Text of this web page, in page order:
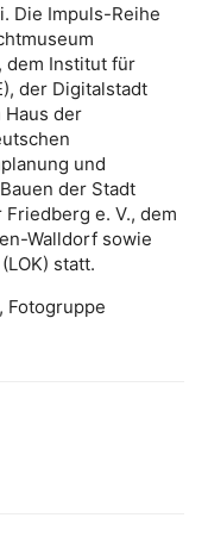
Die Impuls-Reihe
dem Institut für
der Digitalstadt
Haus der
und
der Stadt
e. V., dem
Walldorf sowie
statt.
Fotogruppe